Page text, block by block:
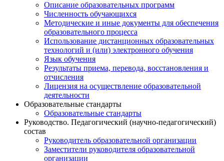
Описание образовательных программ
Численность обучающихся
Методические и иные документы для обеспечения
образовательного процесса
Использование дистанционных образовательных
технологий и (или) электронного обучения
Язык обучения
Результаты приема, перевода, восстановления и
отчисления
Лицензия на осуществление образовательной
деятельности
Образовательные стандарты
Образовательные стандарты
Руководство. Педагогический (научно-педагогический)
состав
Руководитель образовательной организации
Заместители руководителя образовательной
организации